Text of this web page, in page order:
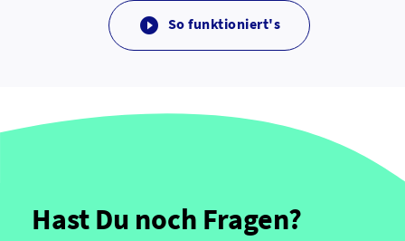
 So funktioniert's
Hast Du noch Fragen?